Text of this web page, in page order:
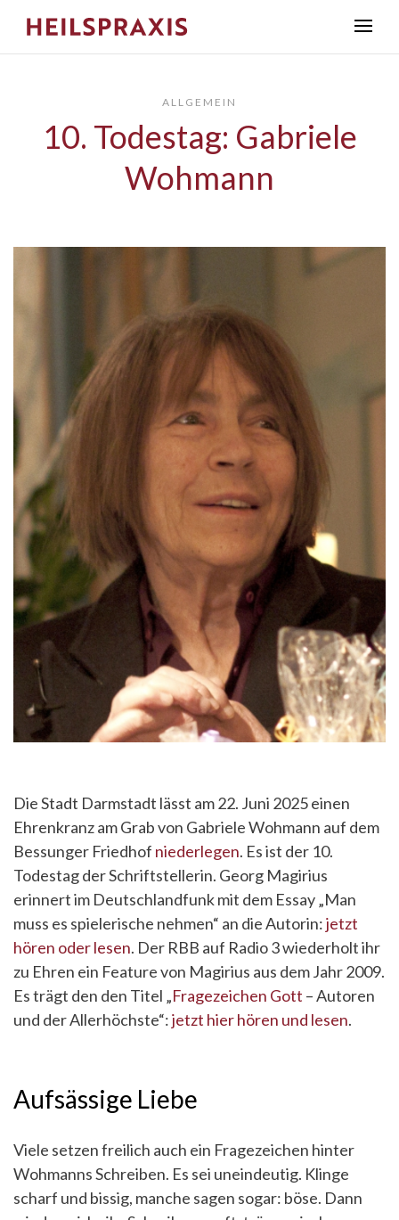
ALLGEMEIN
10. Todestag: Gabriele
Wohmann
Die Stadt Darmstadt lässt am 22. Juni 2025 einen
Ehrenkranz am Grab von Gabriele Wohmann auf dem
Bessunger Friedhof niederlegen. Es ist der 10.
Todestag der Schriftstellerin. Georg Magirius
erinnert im Deutschlandfunk mit dem Essay „Man
muss es spielerische nehmen“ an die Autorin:jetzt
hören oder lesen. Der RBB auf Radio 3 wiederholt ihr
zu Ehren ein Feature von Magirius aus dem Jahr 2009.
Es trägt den den Titel „Fragezeichen Gott – Autoren
und der Allerhöchste“:jetzt hier hören und lesen.
Aufsässige Liebe
Viele setzen freilich auch ein Fragezeichen hinter
Wohmanns Schreiben. Es sei uneindeutig. Klinge
scharf und bissig, manche sagen sogar: böse. Dann